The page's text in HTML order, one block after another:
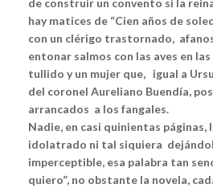
de construir un convento si la
hay matices de “Cien años de
con un clérigo trastornado,
entonar salmos con las aves en
tullido y un mujer que, igual a
del coronel Aureliano Buendía,
arrancados a los fangales.
Nadie, en casi quinientas páginas,
idolatrado ni tal siquiera
imperceptible, esa palabra tan
quiero”, no obstante la novela,